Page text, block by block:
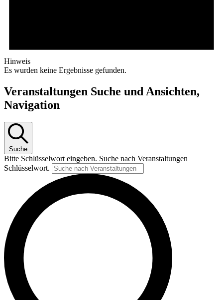
Hinweis
Es wurden keine Ergebnisse gefunden.
Veranstaltungen Suche und Ansichten,
Navigation
Suche
Bitte Schlüsselwort eingeben. Suche nach Veranstaltungen
Schlüsselwort.